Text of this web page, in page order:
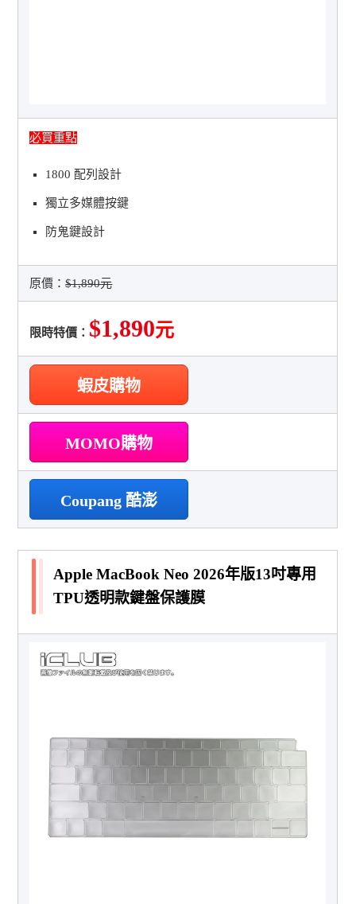
必買重點
1800 配列設計
獨立多媒體按鍵
防鬼鍵設計
原價：$1,890元
限時特價： $1,890元
蝦皮購物
MOMO購物
Coupang 酷澎
Apple MacBook Neo 2026年版13吋專用
TPU透明款鍵盤保護膜